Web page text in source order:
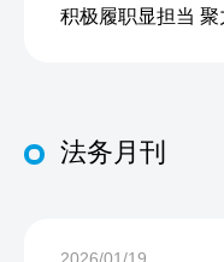
法务月刊